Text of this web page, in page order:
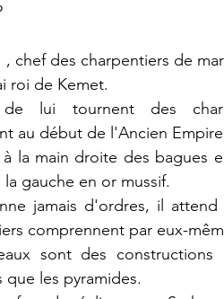
, chef des charpentiers de
roi de Kemet.
lui tournent des
au début de l'Ancien
la main droite des bagues
la gauche en or mussif.
jamais d'ordres, il attend
comprennent par eux-
sont des constructions
que les pyramides.